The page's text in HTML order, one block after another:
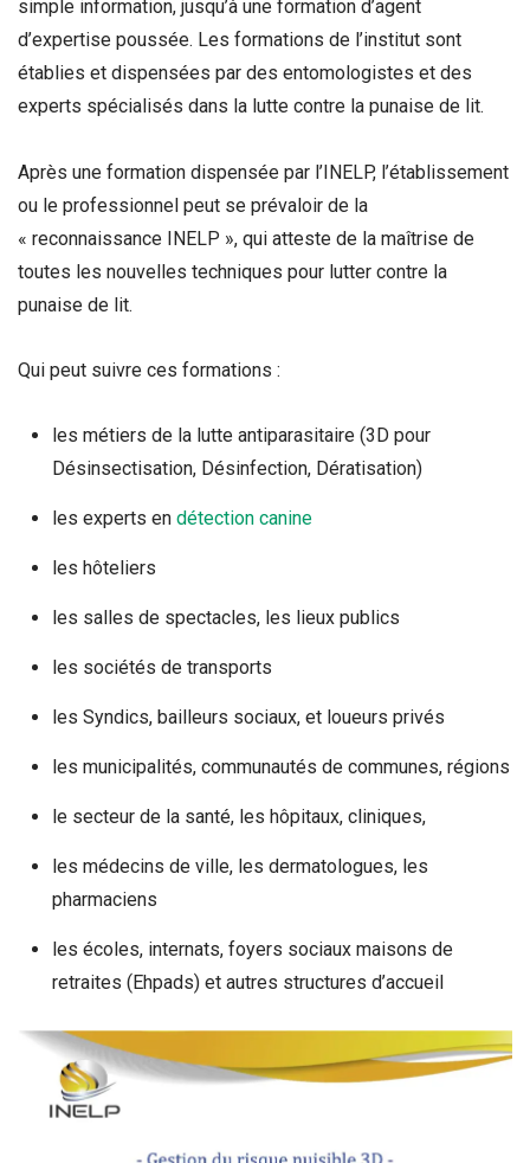
simple information, jusqu’à une formation d’agent
d’expertise poussée. Les formations de l’institut sont
établies et dispensées par des entomologistes et des
experts spécialisés dans la lutte contre la punaise de lit.
Après une formation dispensée par l’INELP, l’établissement
ou le professionnel peut se prévaloir de la
« reconnaissance INELP », qui atteste de la maîtrise de
toutes les nouvelles techniques pour lutter contre la
punaise de lit.
Qui peut suivre ces formations :
les métiers de la lutte antiparasitaire (3D pour
Désinsectisation, Désinfection, Dératisation)
les experts endétection canine
les hôteliers
les salles de spectacles, les lieux publics
les sociétés de transports
les Syndics, bailleurs sociaux, et loueurs privés
les municipalités, communautés de communes, régions
le secteur de la santé, les hôpitaux, cliniques,
les médecins de ville, les dermatologues, les
pharmaciens
les écoles, internats, foyers sociaux maisons de
retraites (Ehpads) et autres structures d’accueil